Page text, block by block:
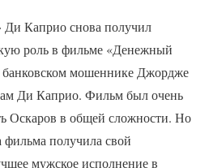
Ди Каприо снова получил
роль в фильме «Денежный
мошеннике Джордже
Ди Каприо. Фильм был очень
Оскаров в общей сложности. Но
фильма получила свой
мужское исполнение в